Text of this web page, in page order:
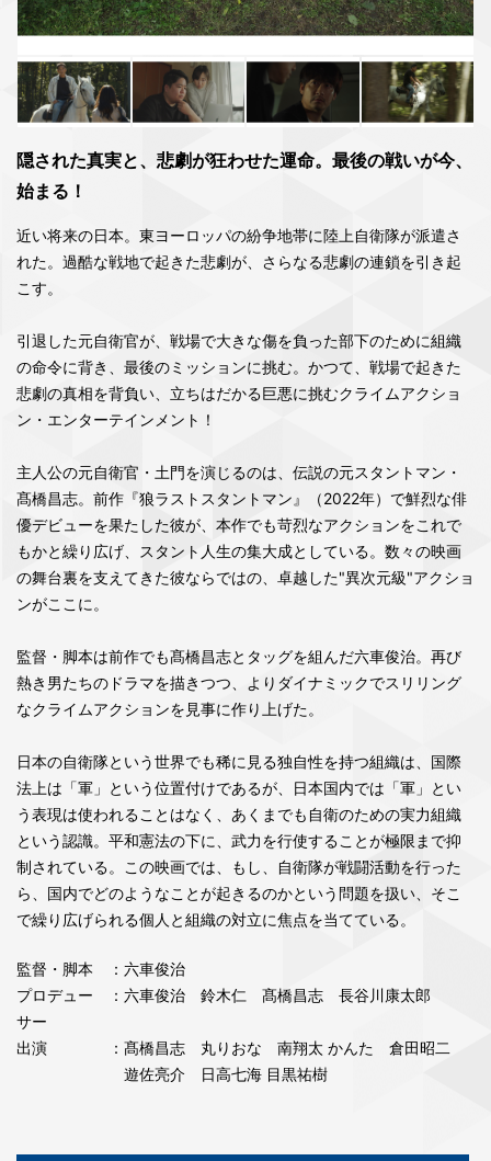
隠された真実と、悲劇が狂わせた運命。最後の戦いが今、
始まる！
近い将来の日本。東ヨーロッパの紛争地帯に陸上自衛隊が派遣さ
れた。過酷な戦地で起きた悲劇が、さらなる悲劇の連鎖を引き起
こす。
引退した元自衛官が、戦場で大きな傷を負った部下のために組織
の命令に背き、最後のミッションに挑む。かつて、戦場で起きた
悲劇の真相を背負い、立ちはだかる巨悪に挑むクライムアクショ
ン・エンターテインメント！
主人公の元自衛官・土門を演じるのは、伝説の元スタントマン・
髙橋昌志。前作『狼ラストスタントマン』（2022年）で鮮烈な俳
優デビューを果たした彼が、本作でも苛烈なアクションをこれで
もかと繰り広げ、スタント人生の集大成としている。数々の映画
の舞台裏を支えてきた彼ならではの、卓越した"異次元級"アクショ
ンがここに。
監督・脚本は前作でも髙橋昌志とタッグを組んだ六車俊治。再び
熱き男たちのドラマを描きつつ、よりダイナミックでスリリング
なクライムアクションを見事に作り上げた。
日本の自衛隊という世界でも稀に見る独自性を持つ組織は、国際
法上は「軍」という位置付けであるが、日本国内では「軍」とい
う表現は使われることはなく、あくまでも自衛のための実力組織
という認識。平和憲法の下に、武力を行使することが極限まで抑
制されている。この映画では、もし、自衛隊が戦闘活動を行った
ら、国内でどのようなことが起きるのかという問題を扱い、そこ
で繰り広げられる個人と組織の対立に焦点を当てている。
監督・脚本
：六車俊治
プロデュー
サー
：六車俊治 鈴木仁 髙橋昌志 長谷川康太郎
出演
：髙橋昌志 丸りおな 南翔太 かんた 倉田昭二
遊佐亮介 日高七海 目黒祐樹